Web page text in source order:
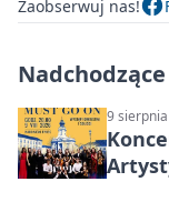
Zaobserwuj nas!
9